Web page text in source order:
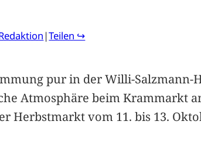
|Teilen ↪
pur in der Willi-Salzmann-
Atmosphäre beim Krammarkt
Herbstmarkt vom 11. bis 13.